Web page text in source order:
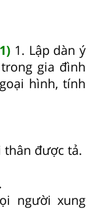
1. Lập dàn ý
gia đình
hình, tính
thân được tả.
người xung